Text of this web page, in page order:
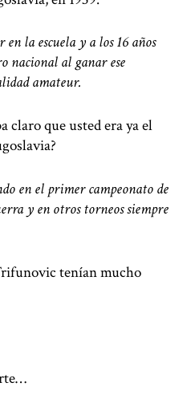
la escuela y a los 16 años
nacional al ganar ese
amateur.
claro que usted era ya el
en el primer campeonato de
y en otros torneos siempre
tenían mucho